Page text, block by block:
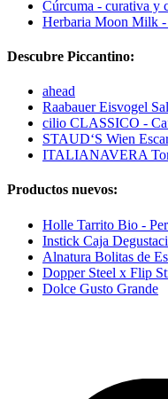
Cúrcuma - curativa y
Herbaria Moon Milk
Descubre Piccantino:
ahead
Raabauer Eisvogel
cilio CLASSICO -
STAUD‘S Wien
ITALIANAVERA
Productos nuevos:
Holle Tarrito Bio -
Instick Caja
Alnatura Bolitas de
Dopper Steel x Flip
Dolce Gusto Grande